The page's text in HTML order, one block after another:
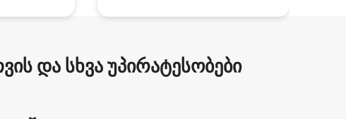
და სხვა უპირატესობები